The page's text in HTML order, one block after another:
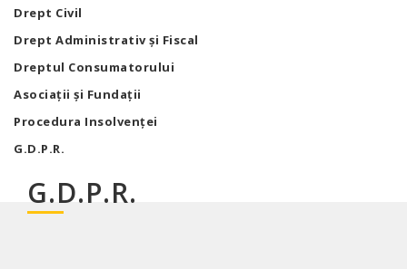
Drept Civil
Drept Administrativ și Fiscal
Dreptul Consumatorului
Asociații și Fundații
Procedura Insolvenței
G.D.P.R.
G.D.P.R.